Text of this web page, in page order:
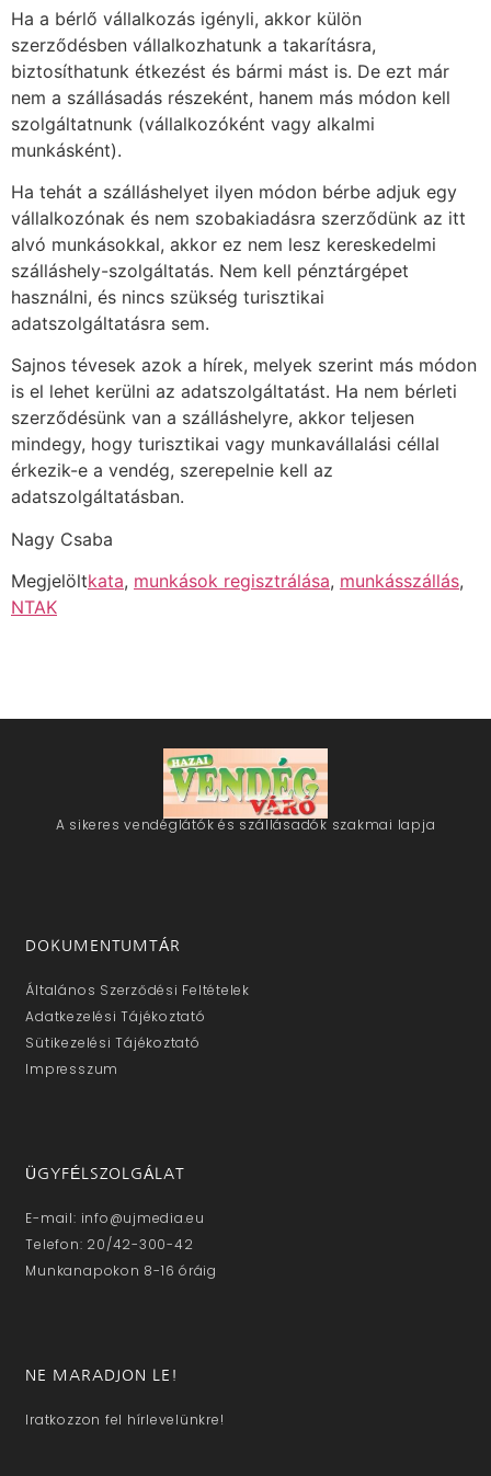
Ha a bérlő vállalkozás igényli, akkor külön
szerződésben vállalkozhatunk a takarításra,
biztosíthatunk étkezést és bármi mást is. De ezt már
nem a szállásadás részeként, hanem más módon kell
szolgáltatnunk (vállalkozóként vagy alkalmi
munkásként).
Ha tehát a szálláshelyet ilyen módon bérbe adjuk egy
vállalkozónak és nem szobakiadásra szerződünk az itt
alvó munkásokkal, akkor ez nem lesz kereskedelmi
szálláshely-szolgáltatás. Nem kell pénztárgépet
használni, és nincs szükség turisztikai
adatszolgáltatásra sem.
Sajnos tévesek azok a hírek, melyek szerint más módon
is el lehet kerülni az adatszolgáltatást. Ha nem bérleti
szerződésünk van a szálláshelyre, akkor teljesen
mindegy, hogy turisztikai vagy munkavállalási céllal
érkezik-e a vendég, szerepelnie kell az
adatszolgáltatásban.
Nagy Csaba
Megjelöltkata, munkások regisztrálása, munkásszállás,
NTAK
A sikeres vendéglátók és szállásadók szakmai lapja
DOKUMENTUMTÁR
Általános Szerződési Feltételek
Adatkezelési Tájékoztató
Sütikezelési Tájékoztató
Impresszum
ÜGYFÉLSZOLGÁLAT
E-mail: info@ujmedia.eu
Telefon: 20/42-300-42
Munkanapokon 8-16 óráig
NE MARADJON LE!
Iratkozzon fel hírlevelünkre!